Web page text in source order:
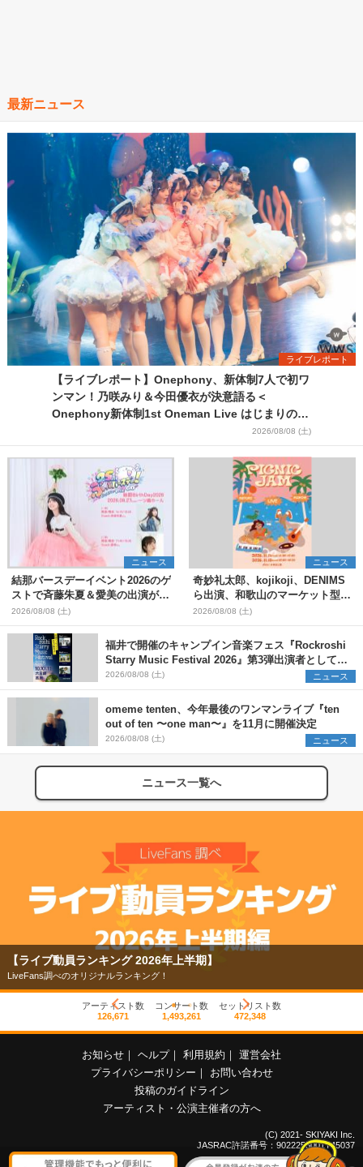
最新ニュース
ライブレポート
【ライブレポート】Onephony、新体制7人で初ワ
ンマン！乃咲みり＆今田優衣が決意語る＜
Onephony新体制1st Oneman Live はじまりの夏
2026/08/08 (土)
ニュース
結那バースデーイベント2026のゲ
ストで斉藤朱夏＆愛美の出演が決
定
2026/08/08 (土)
ニュース
奇妙礼太郎、kojikoji、DENIMS
ら出演、和歌山のマーケット型野
外イベント『PICNIC JAM
2026』早割チケット発売開始
2026/08/08 (土)
福井で開催のキャンプイン音楽フェス『Rockroshi
Starry Music Festival 2026』第3弾出演者として
SCOOBIE DO、かりゆし58、Reiを発表
2026/08/08 (土) ニュース
omeme tenten、今年最後のワンマンライブ『ten
out of ten 〜one man〜』を11月に開催決定
2026/08/08 (土) ニュース
ニュース一覧へ
【ライブ動員ランキング 2026年上半期】
LiveFans調べのオリジナルランキング！
アーティスト数
126,671
コンサート数
1,493,261
セットリスト数
472,348
お知らせ ヘルプ 利用規約
運営会社
プライバシーポリシー
お問い合わせ
投稿のガイドライン
アーティスト・公演主催者の方へ
(C) 2021- SKIYAKI Inc.
JASRAC許諾番号：9022255001Y45037